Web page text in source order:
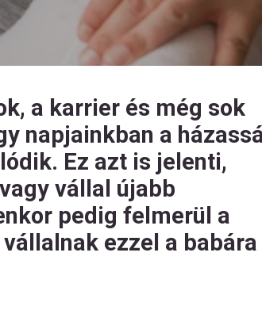
a karrier és még sok
napjainkban a
Ez azt is jelenti,
vállal újabb
pedig felmerül a
ezzel a babára